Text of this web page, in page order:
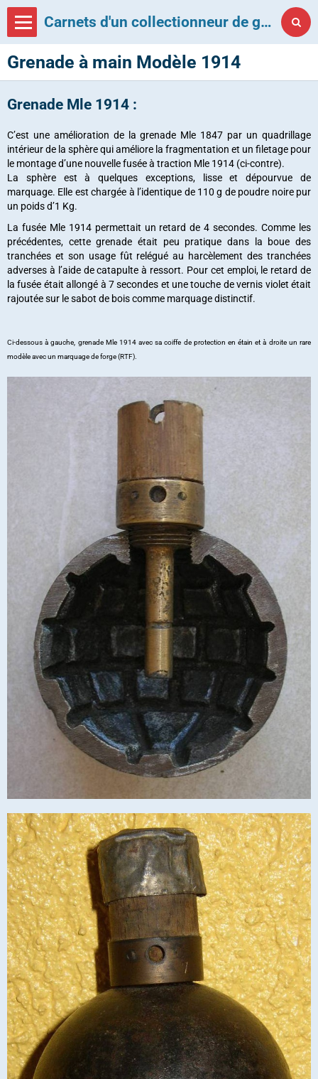
Carnets d'un collectionneur de grenades françaises
Grenade à main Modèle 1914
Grenade Mle 1914 :
C’est une amélioration de la grenade Mle 1847 par un quadrillage
intérieur de la sphère qui améliore la fragmentation et un filetage pour
le montage d’une nouvelle fusée à traction Mle 1914 (ci-contre).
La sphère est à quelques exceptions, lisse et dépourvue de
marquage. Elle est chargée à l’identique de 110 g de poudre noire pur
un poids d’1 Kg.
La fusée Mle 1914 permettait un retard de 4 secondes. Comme les
précédentes, cette grenade était peu pratique dans la boue des
tranchées et son usage fût relégué au harcèlement des tranchées
adverses à l’aide de catapulte à ressort. Pour cet emploi, le retard de
la fusée était allongé à 7 secondes et une touche de vernis violet était
rajoutée sur le sabot de bois comme marquage distinctif.
Ci-dessous à gauche, grenade Mle 1914 avec sa coiffe de protection en étain et à droite un rare
modèle avec un marquage de forge (RTF).